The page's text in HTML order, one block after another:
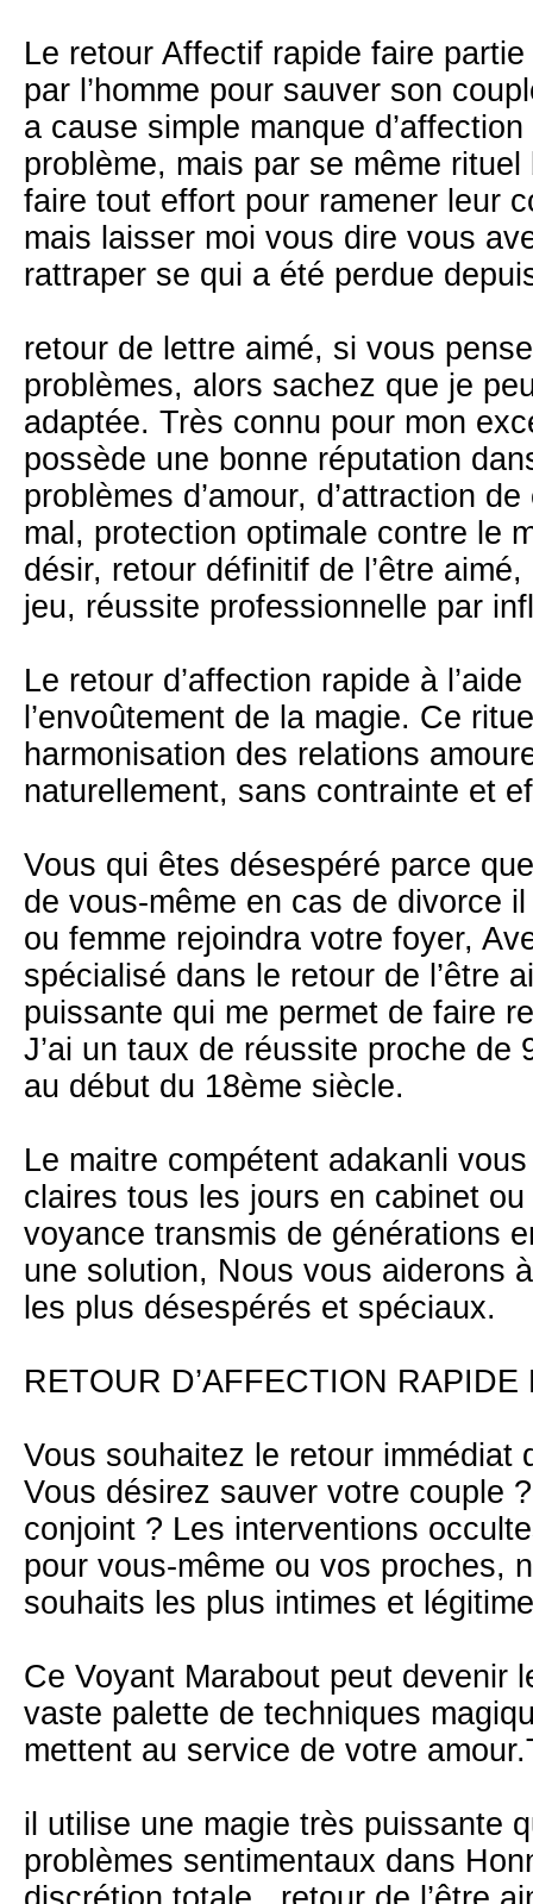
Le retour Affectif rapide faire
par l’homme pour sauver son
a cause simple manque
problème, mais par se même
faire tout effort pour ramener leur
mais laisser moi vous dire vous
rattraper se qui a été perdue
retour de lettre aimé, si vous
problèmes, alors sachez que je
adaptée. Très connu pour mon
possède une bonne réputation
problèmes d’amour, d’attraction
mal, protection optimale contre le
désir, retour définitif de l’être
jeu, réussite professionnelle par
Le retour d’affection rapide à
l’envoûtement de la magie. Ce
harmonisation des relations
naturellement, sans contrainte et
Vous qui êtes désespéré parce
de vous-même en cas de divorce
ou femme rejoindra votre foyer,
spécialisé dans le retour de l’être
puissante qui me permet de faire
J’ai un taux de réussite proche de
au début du 18ème siècle.
Le maitre compétent adakanli
claires tous les jours en cabinet
voyance transmis de générations
une solution, Nous vous aiderons
les plus désespérés et spéciaux.
RETOUR D’AFFECTION
Vous souhaitez le retour immédiat
Vous désirez sauver votre couple
conjoint ? Les interventions
pour vous-même ou vos proches,
souhaits les plus intimes et
Ce Voyant Marabout peut
vaste palette de techniques
mettent au service de votre
il utilise une magie très puissante
problèmes sentimentaux dans